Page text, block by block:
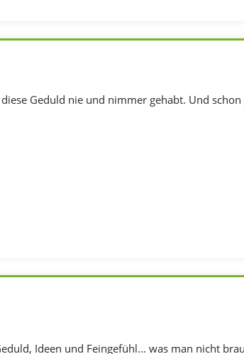
Geduld nie und nimmer gehabt. Und
Ideen und Feingefühl... was man nicht